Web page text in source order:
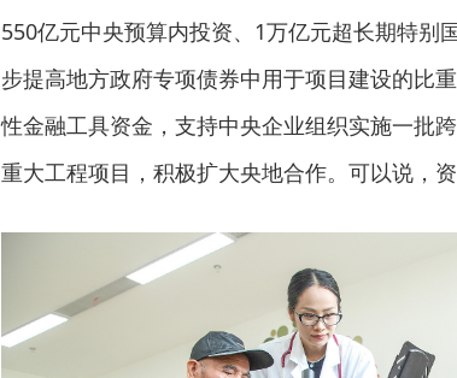
550亿元中央预算内投资、1万亿元超长期特别
步提高地方政府专项债券中用于项目建设的比
性金融工具资金，支持中央企业组织实施一批
重大工程项目，积极扩大央地合作。可以说，